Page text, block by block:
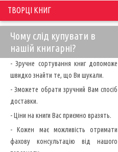
ТВОРЦІ КНИГ
Чому слід купувати в
нашій книгарні?
- Зручне сортування книг допоможе
швидко знайти те, що Ви шукали.
- Зможете обрати зручний Вам спосіб
доставки.
- Ціни на книги Вас приємно вразять.
- Кожен має можливість отримати
фахову консультацію від нашого